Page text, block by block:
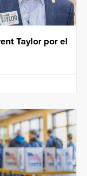
Taylor por el